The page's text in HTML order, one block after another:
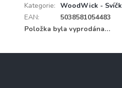
Kategorie: WoodWick -
EAN:
5038581054483
Položka byla vyprodána…